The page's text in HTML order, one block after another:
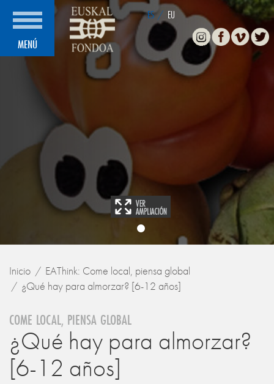
MENÚ
ES / EU
InstagramFacebook
Vimeo
Inicio
EAThink: Come local, piensa global
¿Qué hay para almorzar? [6-12 años]
COME LOCAL, PIENSA GLOBAL
¿Qué hay para almorzar?
[6-12 años]